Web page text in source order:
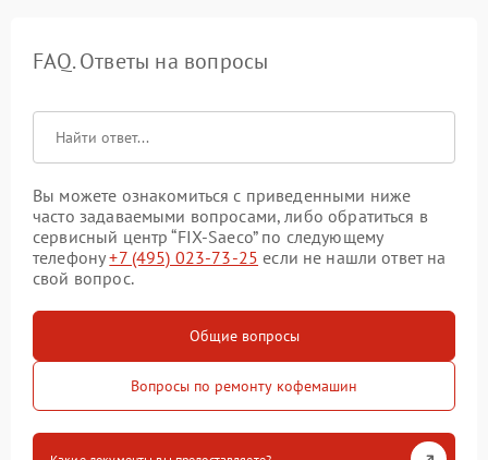
FAQ. Ответы на вопросы
Вы можете ознакомиться с приведенными ниже
часто задаваемыми вопросами, либо обратиться в
сервисный центр “FIX-Saeco” по следующему
телефону+7 (495) 023-73-25 если не нашли ответ на
свой вопрос.
Общие вопросы
Вопросы по ремонту кофемашин